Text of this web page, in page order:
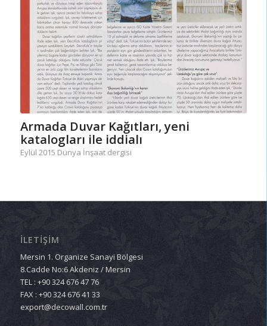
Armada Duvar Kağıtları, yeni
katalogları ile iddialı
Eylül 2015 Dünya İnşaat dergisi
İLETİŞİM
Mersin 1. Organize Sanayi Bölgesi
8.Cadde No:6 Akdeniz / Mersin
TEL : +90 324 676 47 76
FAX : +90 324 676 41 33
export@decowall.com.tr